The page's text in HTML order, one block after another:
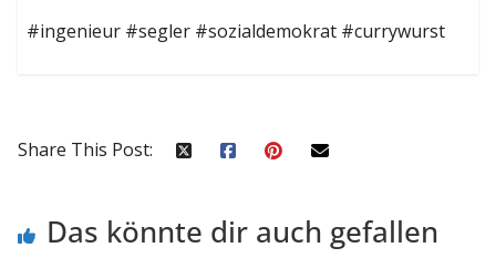
#ingenieur #segler #sozialdemokrat #currywurst
Share This Post:
Das könnte dir auch gefallen